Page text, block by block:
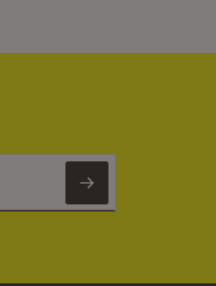
Newsletter